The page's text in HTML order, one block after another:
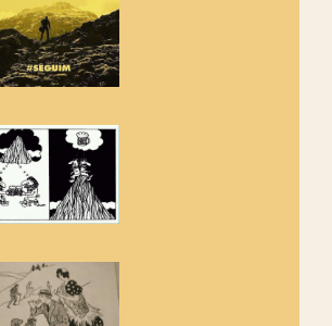
un diploma dels
de Sant Aniol d'Aguja
Centpeus estem implicats
de Sant Aniol